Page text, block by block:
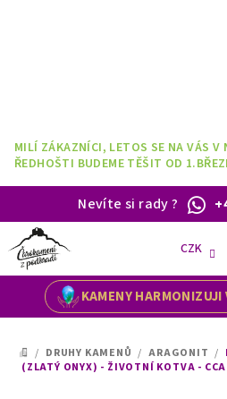
MILÍ ZÁKAZNÍCI, LETOS SE NA VÁS V
ŘEDHOŠTI BUDEME TĚŠIT OD
Nevíte si rady?
KAMENY HARMONIZUJI
CZK
DOMŮ
/ DRUHY KAMENŮ / ARAGONIT /
(ZLATÝ ONYX) - ŽIVOTNÍ KOTVA -